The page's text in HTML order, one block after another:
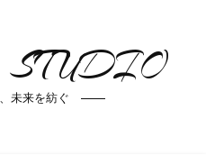
未来を紡ぐ